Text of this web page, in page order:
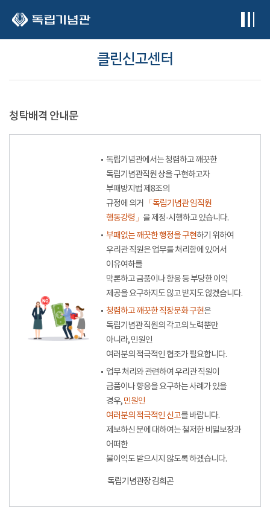
클린신고센터
청탁배격 안내문
독립기념관에서는 청렴하고 깨끗한
독립기념관직원 상을 구현하고자
부패방지법 제8조의
규정에 의거
「독립기념관 임직원
행동강령」 을 제정·시행하고 있습니다.
부패없는 깨끗한 행정을 구현하기 위하여
우리관 직원은 업무를 처리함에 있어서
이유여하를
막론하고 금품이나 향응 등 부당한 이익
제공을 요구하지도 않고 받지도 않겠습니다.
청렴하고 깨끗한 직장문화 구현은
독립기념관 직원의 각고의 노력뿐만
아니라, 민원인
여러분의 적극적인 협조가 필요합니다.
업무 처리와 관련하여 우리관 직원이
금품이나 향응을 요구하는 사례가 있을
경우,민원인
여러분의 적극적인 신고를 바랍니다.
제보하신 분에 대하여는 철저한 비밀보장과
어떠한
불이익도 받으시지 않도록 하겠습니다.
독립기념관장 김희곤